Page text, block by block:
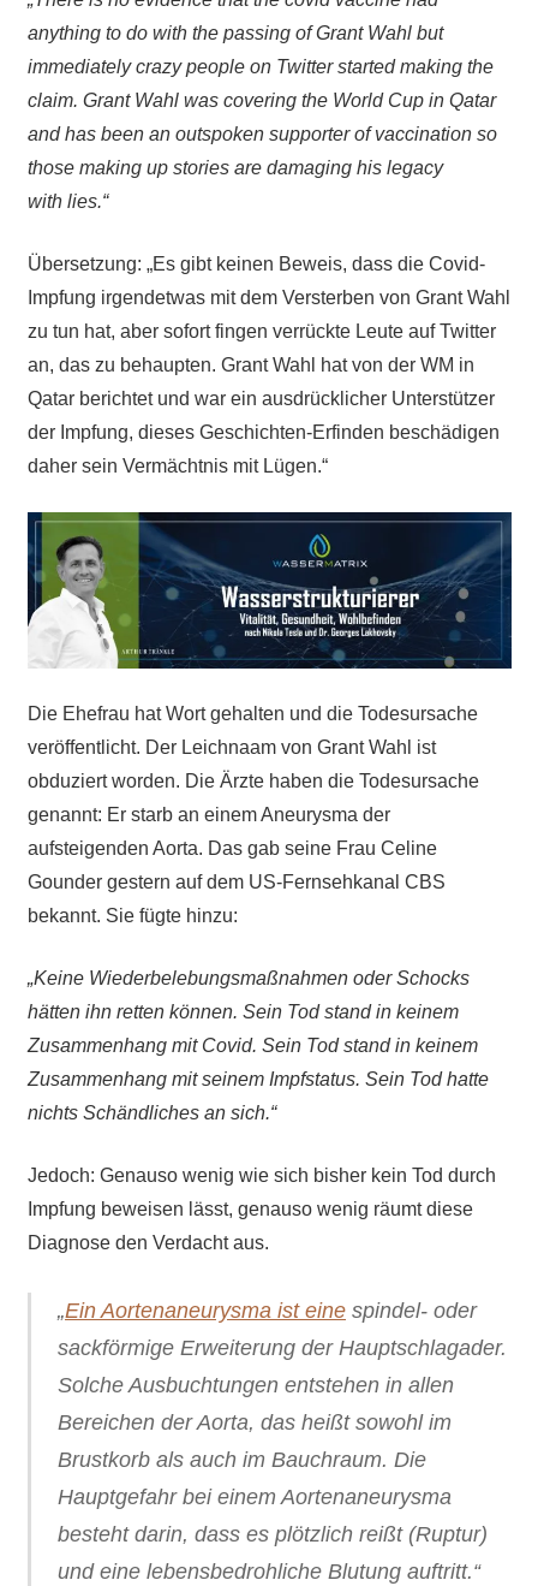
anything to do with the passing of Grant Wahl but
immediately crazy people on Twitter started making the
claim. Grant Wahl was covering the World Cup in Qatar
and has been an outspoken supporter of vaccination so
those making up stories are damaging his legacy
with lies.“
Übersetzung: „Es gibt keinen Beweis, dass die Covid-
Impfung irgendetwas mit dem Versterben von Grant Wahl
zu tun hat, aber sofort fingen verrückte Leute auf Twitter
an, das zu behaupten. Grant Wahl hat von der WM in
Qatar berichtet und war ein ausdrücklicher Unterstützer
der Impfung, dieses Geschichten-Erfinden beschädigen
daher sein Vermächtnis mit Lügen.“
Die Ehefrau hat Wort gehalten und die Todesursache
veröffentlicht. Der Leichnaam von Grant Wahl ist
obduziert worden. Die Ärzte haben die Todesursache
genannt: Er starb an einem Aneurysma der
aufsteigenden Aorta. Das gab seine Frau Celine
Gounder gestern auf dem US-Fernsehkanal CBS
bekannt. Sie fügte hinzu:
„Keine Wiederbelebungsmaßnahmen oder Schocks
hätten ihn retten können. Sein Tod stand in keinem
Zusammenhang mit Covid. Sein Tod stand in keinem
Zusammenhang mit seinem Impfstatus. Sein Tod hatte
nichts Schändliches an sich.“
Jedoch: Genauso wenig wie sich bisher kein Tod durch
Impfung beweisen lässt, genauso wenig räumt diese
Diagnose den Verdacht aus.
„EinAortenaneurysma ist eine spindel- oder
sackförmige Erweiterung der Hauptschlagader.
Solche Ausbuchtungen entstehen in allen
Bereichen der Aorta, das heißt sowohl im
Brustkorb als auch im Bauchraum. Die
Hauptgefahr bei einem Aortenaneurysma
besteht darin, dass es plötzlich reißt (Ruptur)
und eine lebensbedrohliche Blutung auftritt.“